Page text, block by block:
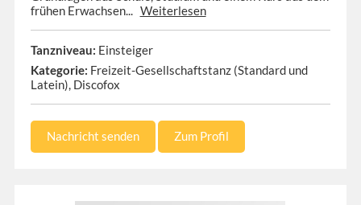
frühen Erwachsen... Weiterlesen
Tanzniveau: Einsteiger
Kategorie: Freizeit-Gesellschaftstanz (Standard und
Latein), Discofox
Nachricht senden Zum Profil